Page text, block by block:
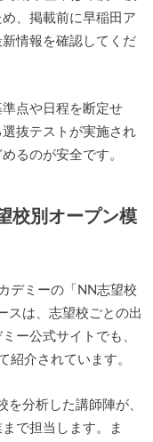
、掲載前に早稲田ア
情報を確認してくだ
点や日程を断定せ
抜テストが実施され
るのが安全です。
校別オープン模
デミーの「NN志望校
スは、志望校ごとの出
ー公式サイトでも、
紹介されています。
を分析した講師陣が、
で担当します。ま